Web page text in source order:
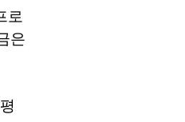
로
은